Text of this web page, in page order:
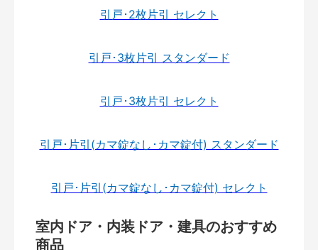
引戸･2枚片引 セレクト
引戸･3枚片引 スタンダード
引戸･3枚片引 セレクト
引戸･片引(カマ錠なし･カマ錠付) スタンダード
引戸･片引(カマ錠なし･カマ錠付) セレクト
室内ドア・内装ドア・建具のおすすめ
商品